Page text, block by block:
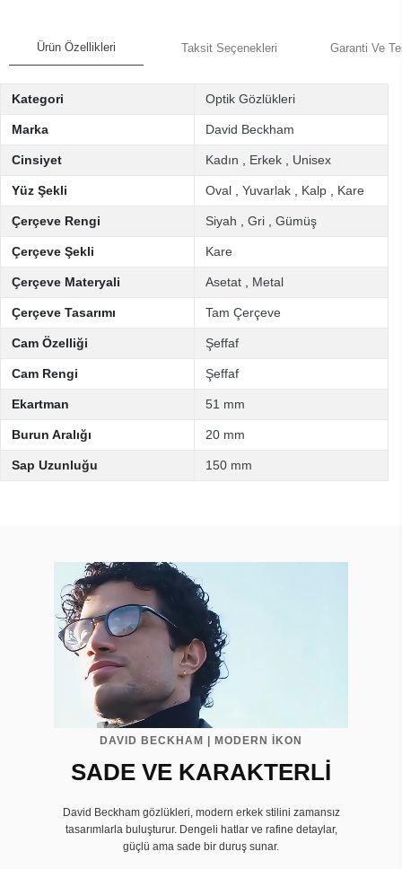
Ürün Özellikleri Taksit Seçenekleri Garanti Ve
Kategori Optik Gözlükleri
Marka David Beckham
Cinsiyet Kadın Erkek Unisex
Yüz Şekli Oval Yuvarlak Kalp Kare
Çerçeve Rengi Siyah Gri Gümüş
Çerçeve Şekli Kare
Çerçeve Materyali Asetat Metal
Çerçeve Tasarımı Tam Çerçeve
Cam Özelliği Şeffaf
Cam Rengi Şeffaf
Ekartman 51 mm
Burun Aralığı 20 mm
Sap Uzunluğu 150 mm
DAVID BECKHAM | MODERN İKON
SADE VE KARAKTERLİ
David Beckham gözlükleri, modern erkek stilini zamansız
tasarımlarla buluşturur. Dengeli hatlar ve rafine detaylar,
güçlü ama sade bir duruş sunar.